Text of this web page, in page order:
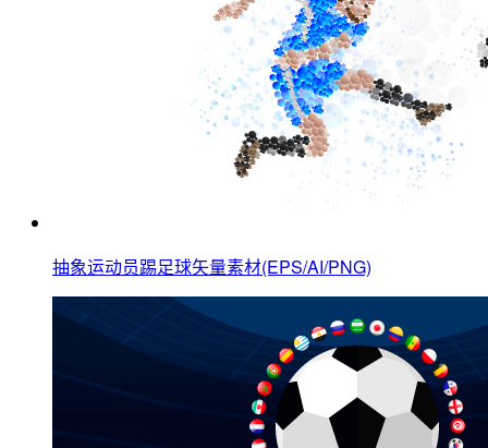
抽象运动员踢足球矢量素材(EPS/AI/PNG)